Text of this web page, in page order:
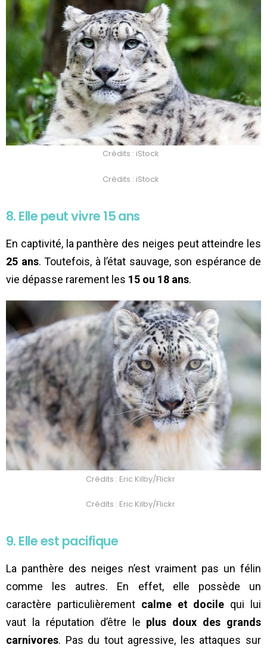
Crédits : iStock
Crédits : iStock
8. Elle peut vivre 15 ans
En captivité, la panthère des neiges peut atteindre les
25 ans. Toutefois, à l’état sauvage, son espérance de
vie dépasse rarement les 15 ou 18 ans.
Crédits : Eric Kilby/Flickr
Crédits : Eric Kilby/Flickr
9. Elle est pacifique
La panthère des neiges n’est vraiment pas un félin
comme les autres. En effet, elle possède un
caractère particulièrement calme et docile qui lui
vaut la réputation d’être le plus doux des grands
carnivores. Pas du tout agressive, les attaques sur